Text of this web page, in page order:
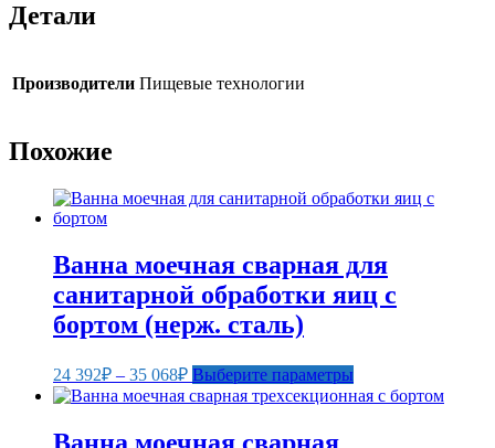
Детали
Производители Пищевые технологии
Похожие
Ванна моечная сварная для
санитарной обработки яиц с
бортом (нерж. сталь)
24 392₽ – 35 068₽Диапазон
цен:
24
Выберите параметрыЭтот
товар
имеет
Ванна моечная сварная